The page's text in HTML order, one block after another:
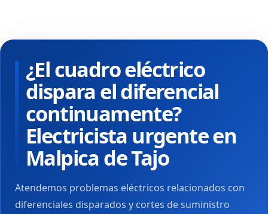
¿El cuadro eléctrico
dispara el diferencial
continuamente?
Electricista urgente en
Malpica de Tajo
Atendemos problemas eléctricos relacionados con
diferenciales disparados y cortes de suministro